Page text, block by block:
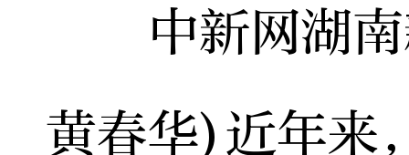
中新网湖南
黄春华)近年来